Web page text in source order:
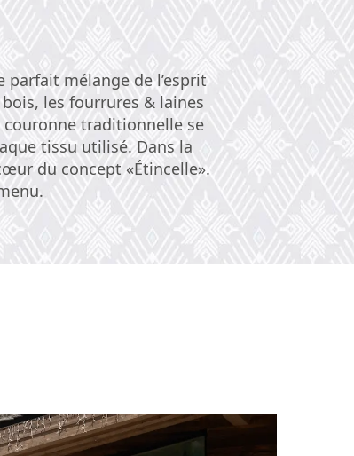
parfait mélange de l’esprit
les fourrures & laines
couronne traditionnelle se
tissu utilisé. Dans la
du concept «Étincelle».